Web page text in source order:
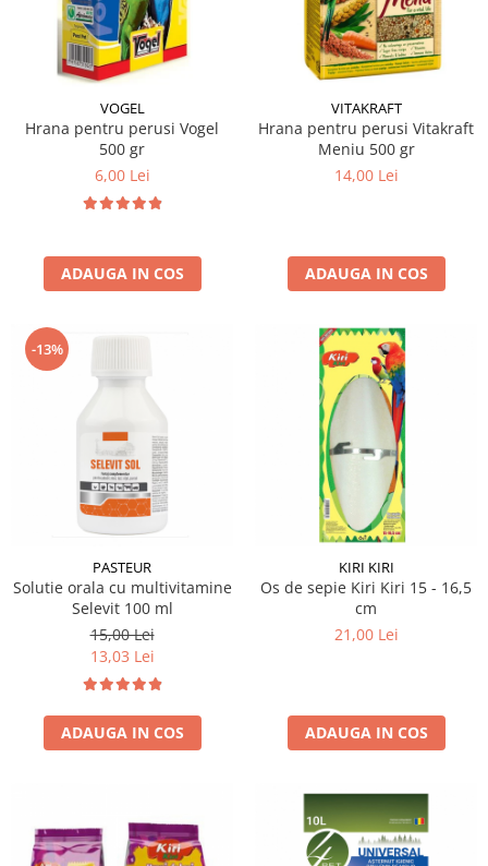
Hrana uscata
Hrana uscata caini
Caine Junior
Caine Adult
Caine Senior
Oferta 2 saci
Covorase & Scutece
Solutii auriculare
Solutii dentare
Solutii oftalmice
Recompense caini
Hrana umeda
Hrana uscata
Hrana umeda pisici
Pisica Adult
Pisica Junior
Pisica Senior
Pisica Sterilizata
Asternut igienic
Igiena pisici
Oferte
Recompense pisici
VOGEL
Hrana pentru perusi Vogel
500 gr
6,00 Lei
ADAUGA IN COS
VITAKRAFT
Hrana pentru perusi Vitakraft
Meniu 500 gr
14,00 Lei
ADAUGA IN COS
-13%
PASTEUR
Solutie orala cu multivitamine
Selevit 100 ml
15,00 Lei
13,03 Lei
ADAUGA IN COS
KIRI KIRI
Os de sepie Kiri Kiri 15 - 16,5
cm
21,00 Lei
ADAUGA IN COS